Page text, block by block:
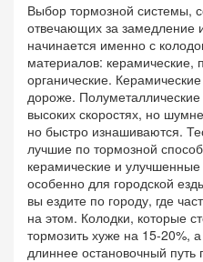
Выбор тормозной системы,
отвечающих за замедление
начинается именно с
материалов: керамические,
органические.
дороже.
высоких скоростях, но
но быстро изнашиваются.
лучшие по тормозной
керамические и
особенно для городской
вы ездите по городу, где
на этом. Колодки, которые
тормозить хуже на 15-20%,
длиннее остановочный путь